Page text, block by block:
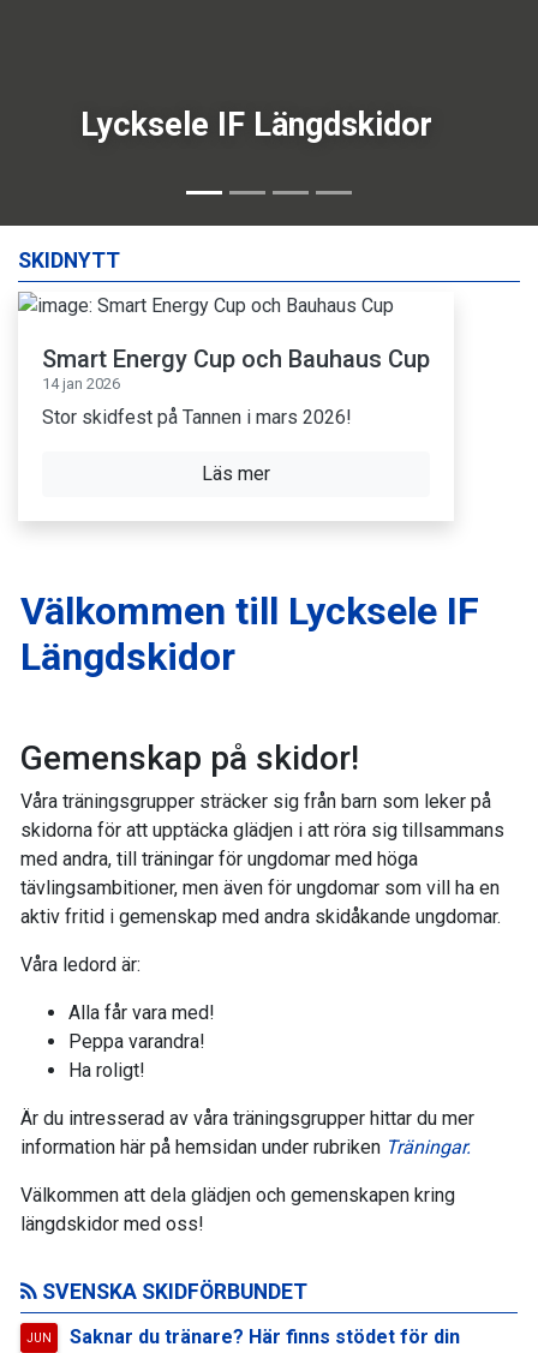
Lycksele IF Längdskidor
SKIDNYTT
Smart Energy Cup och Bauhaus Cup
14 jan 2026
Stor skidfest på Tannen i mars 2026!
Läs mer
Välkommen till Lycksele IF
Längdskidor
Gemenskap på skidor!
Våra träningsgrupper sträcker sig från barn som leker på
skidorna för att upptäcka glädjen i att röra sig tillsammans
med andra, till träningar för ungdomar med höga
tävlingsambitioner, men även för ungdomar som vill ha en
aktiv fritid i gemenskap med andra skidåkande ungdomar.
Våra ledord är:
Alla får vara med!
Peppa varandra!
Ha roligt!
Är du intresserad av våra träningsgrupper hittar du mer
information här på hemsidan under rubriken Träningar.
Välkommen att dela glädjen och gemenskapen kring
längdskidor med oss!
SVENSKA SKIDFÖRBUNDET
JUN
Saknar du tränare? Här finns stödet för din